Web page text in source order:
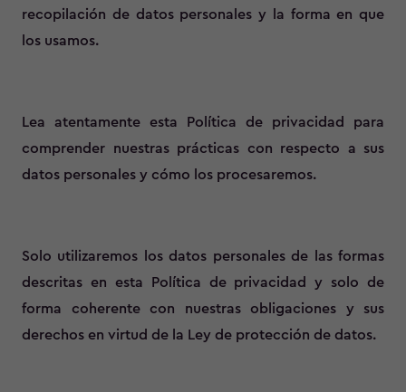
recopilación de datos personales y la forma en que
los usamos.
Lea atentamente esta Política de privacidad para
comprender nuestras prácticas con respecto a sus
datos personales y cómo los procesaremos.
Solo utilizaremos los datos personales de las formas
descritas en esta Política de privacidad y solo de
forma coherente con nuestras obligaciones y sus
derechos en virtud de la Ley de protección de datos.